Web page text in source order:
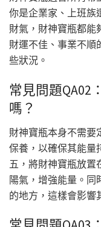
你是企業家、上班族
財氣，財神寶瓶都能
財運不佳、事業不順
些狀況。
常見問題QA02
嗎？
財神寶瓶本身不需要
保養，以確保其能量
五，將財神寶瓶放置
陽氣，增強能量。同
的地方，這樣會影響